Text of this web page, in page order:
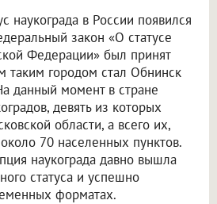
наукограда в России появился
закон «О статусе
Федерации» был принят
таким городом стал Обнинск
данный момент в стране
девять из которых
области, а всего их,
70 населенных пунктов.
наукограда давно вышла
статуса и успешно
форматах.